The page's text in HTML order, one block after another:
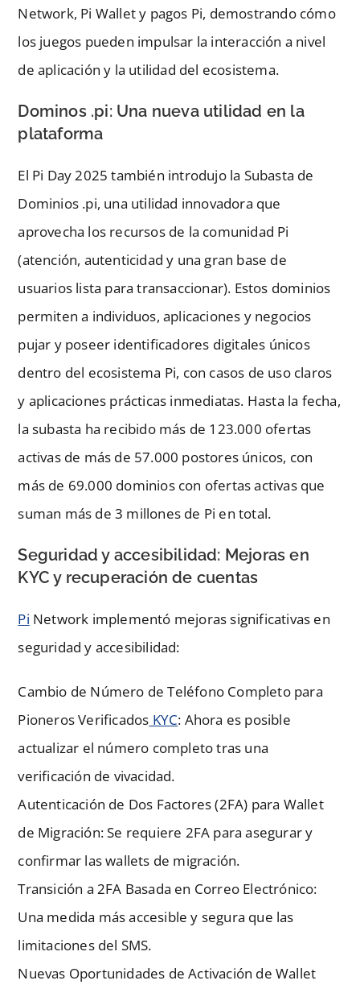
Network, Pi Wallet y pagos Pi, demostrando cómo
los juegos pueden impulsar la interacción a nivel
de aplicación y la utilidad del ecosistema.
Dominos .pi: Una nueva utilidad en la
plataforma
El Pi Day 2025 también introdujo la Subasta de
Dominios .pi, una utilidad innovadora que
aprovecha los recursos de la comunidad Pi
(atención, autenticidad y una gran base de
usuarios lista para transaccionar). Estos dominios
permiten a individuos, aplicaciones y negocios
pujar y poseer identificadores digitales únicos
dentro del ecosistema Pi, con casos de uso claros
y aplicaciones prácticas inmediatas. Hasta la fecha,
la subasta ha recibido más de 123.000 ofertas
activas de más de 57.000 postores únicos, con
más de 69.000 dominios con ofertas activas que
suman más de 3 millones de Pi en total.
Seguridad y accesibilidad: Mejoras en
KYC y recuperación de cuentas
Pi Network implementó mejoras significativas en
seguridad y accesibilidad:
Cambio de Número de Teléfono Completo para
Pioneros Verificados KYC: Ahora es posible
actualizar el número completo tras una
verificación de vivacidad.
Autenticación de Dos Factores (2FA) para Wallet
de Migración: Se requiere 2FA para asegurar y
confirmar las wallets de migración.
Transición a 2FA Basada en Correo Electrónico:
Una medida más accesible y segura que las
limitaciones del SMS.
Nuevas Oportunidades de Activación de Wallet